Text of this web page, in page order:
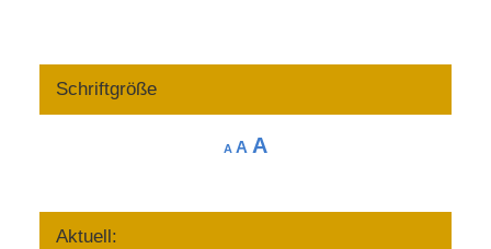
Schriftgröße
A Decrease
A Reset
AIncrease
Aktuell: